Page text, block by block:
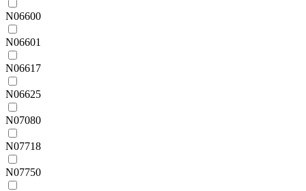
N06600
N06601
N06617
N06625
N07080
N07718
N07750